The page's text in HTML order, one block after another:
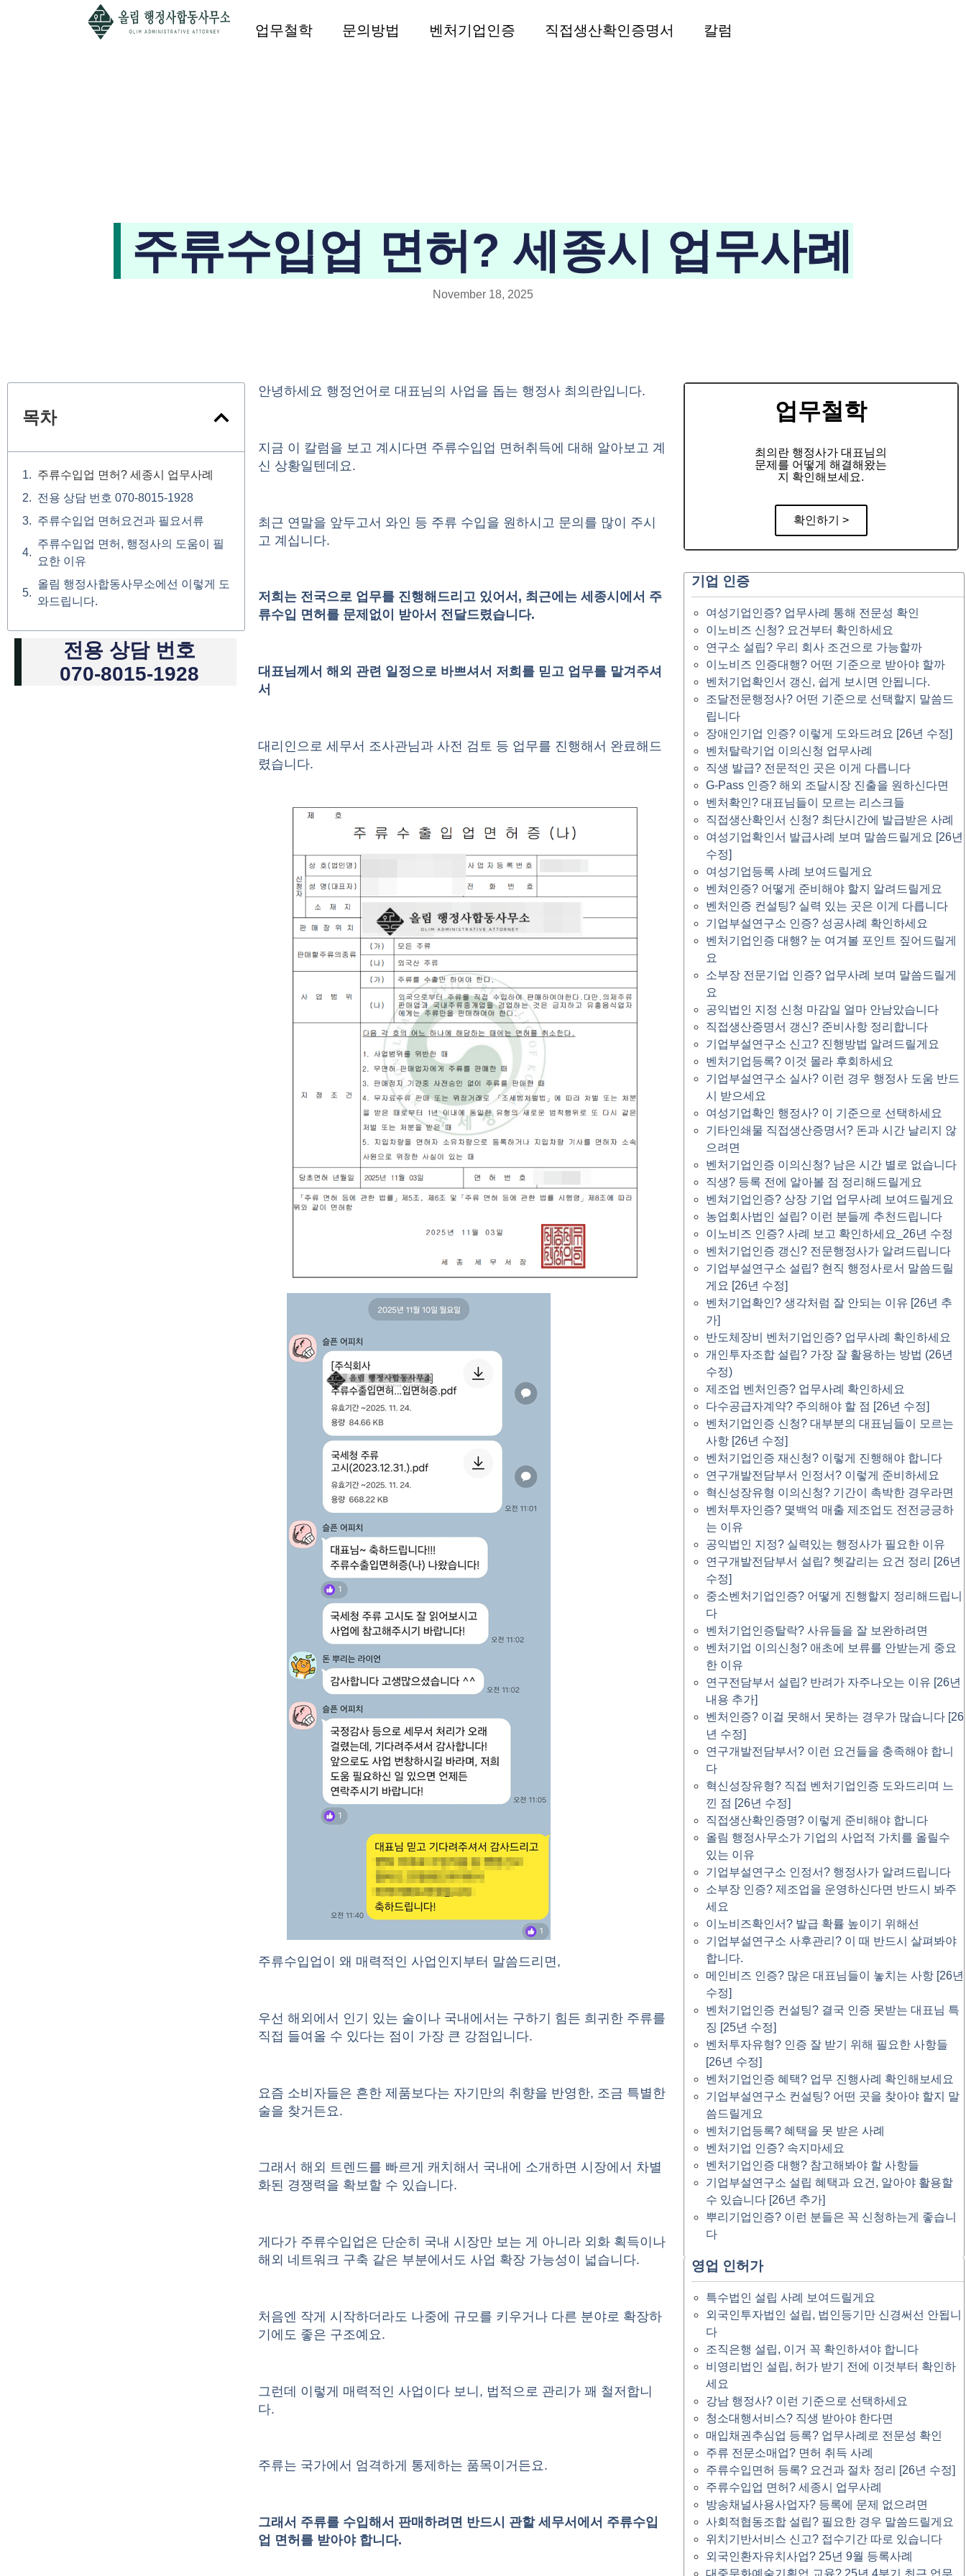
업무철학 문의방법 벤처기업인증 직접생산확인증명서 칼럼
주류수입업 면허? 세종시 업무사례
November 18, 2025
목차
주류수입업 면허? 세종시 업무사례
전용 상담 번호 070-8015-1928
주류수입업 면허요건과 필요서류
주류수입업 면허, 행정사의 도움이 필
요한 이유
올림 행정사합동사무소에선 이렇게 도
와드립니다.
전용 상담 번호
070-8015-1928
안녕하세요 행정언어로 대표님의 사업을 돕는 행정사 최의란입니다.
지금 이 칼럼을 보고 계시다면 주류수입업 면허취득에 대해 알아보고 계
신 상황일텐데요.
최근 연말을 앞두고서 와인 등 주류 수입을 원하시고 문의를 많이 주시
고 계십니다.
저희는 전국으로 업무를 진행해드리고 있어서, 최근에는 세종시에서 주
류수입 면허를 문제없이 받아서 전달드렸습니다.
대표님께서 해외 관련 일정으로 바쁘셔서 저희를 믿고 업무를 맡겨주셔
서
대리인으로 세무서 조사관님과 사전 검토 등 업무를 진행해서 완료해드
렸습니다.
주류수입업이 왜 매력적인 사업인지부터 말씀드리면,
우선 해외에서 인기 있는 술이나 국내에서는 구하기 힘든 희귀한 주류를
직접 들여올 수 있다는 점이 가장 큰 강점입니다.
요즘 소비자들은 흔한 제품보다는 자기만의 취향을 반영한, 조금 특별한
술을 찾거든요.
그래서 해외 트렌드를 빠르게 캐치해서 국내에 소개하면 시장에서 차별
화된 경쟁력을 확보할 수 있습니다.
게다가 주류수입업은 단순히 국내 시장만 보는 게 아니라 외화 획득이나
해외 네트워크 구축 같은 부분에서도 사업 확장 가능성이 넓습니다.
처음엔 작게 시작하더라도 나중에 규모를 키우거나 다른 분야로 확장하
기에도 좋은 구조예요.
그런데 이렇게 매력적인 사업이다 보니, 법적으로 관리가 꽤 철저합니
다.
주류는 국가에서 엄격하게 통제하는 품목이거든요.
그래서 주류를 수입해서 판매하려면 반드시 관할 세무서에서 주류수입
업 면허를 받아야 합니다.
업무철학
최의란 행정사가 대표님의
문제를 어떻게 해결해왔는
지 확인해보세요.
확인하기 >
기업 인증
여성기업인증? 업무사례 통해 전문성 확인
이노비즈 신청? 요건부터 확인하세요
연구소 설립? 우리 회사 조건으로 가능할까
이노비즈 인증대행? 어떤 기준으로 받아야 할까
벤처기업확인서 갱신, 쉽게 보시면 안됩니다.
조달전문행정사? 어떤 기준으로 선택할지 말씀드
립니다
장애인기업 인증? 이렇게 도와드려요 [26년 수정]
벤처탈락기업 이의신청 업무사례
직생 발급? 전문적인 곳은 이게 다릅니다
G-Pass 인증? 해외 조달시장 진출을 원하신다면
벤처확인? 대표님들이 모르는 리스크들
직접생산확인서 신청? 최단시간에 발급받은 사례
여성기업확인서 발급사례 보며 말씀드릴게요 [26년
수정]
여성기업등록 사례 보여드릴게요
벤쳐인증? 어떻게 준비해야 할지 알려드릴게요
벤처인증 컨설팅? 실력 있는 곳은 이게 다릅니다
기업부설연구소 인증? 성공사례 확인하세요
벤처기업인증 대행? 눈 여겨볼 포인트 짚어드릴게
요
소부장 전문기업 인증? 업무사례 보며 말씀드릴게
요
공익법인 지정 신청 마감일 얼마 안남았습니다
직접생산증명서 갱신? 준비사항 정리합니다
기업부설연구소 신고? 진행방법 알려드릴게요
벤처기업등록? 이것 몰라 후회하세요
기업부설연구소 실사? 이런 경우 행정사 도움 반드
시 받으세요
여성기업확인 행정사? 이 기준으로 선택하세요
기타인쇄물 직접생산증명서? 돈과 시간 날리지 않
으려면
벤처기업인증 이의신청? 남은 시간 별로 없습니다
직생? 등록 전에 알아볼 점 정리해드릴게요
벤쳐기업인증? 상장 기업 업무사례 보여드릴게요
농업회사법인 설립? 이런 분들께 추천드립니다
이노비즈 인증? 사례 보고 확인하세요_26년 수정
벤처기업인증 갱신? 전문행정사가 알려드립니다
기업부설연구소 설립? 현직 행정사로서 말씀드릴
게요 [26년 수정]
벤처기업확인? 생각처럼 잘 안되는 이유 [26년 추
가]
반도체장비 벤처기업인증? 업무사례 확인하세요
개인투자조합 설립? 가장 잘 활용하는 방법 (26년
수정)
제조업 벤처인증? 업무사례 확인하세요
다수공급자계약? 주의해야 할 점 [26년 수정]
벤처기업인증 신청? 대부분의 대표님들이 모르는
사항 [26년 수정]
벤처기업인증 재신청? 이렇게 진행해야 합니다
연구개발전담부서 인정서? 이렇게 준비하세요
혁신성장유형 이의신청? 기간이 촉박한 경우라면
벤처투자인증? 몇백억 매출 제조업도 전전긍긍하
는 이유
공익법인 지정? 실력있는 행정사가 필요한 이유
연구개발전담부서 설립? 헷갈리는 요건 정리 [26년
수정]
중소벤처기업인증? 어떻게 진행할지 정리해드립니
다
벤처기업인증탈락? 사유들을 잘 보완하려면
벤처기업 이의신청? 애초에 보류를 안받는게 중요
한 이유
연구전담부서 설립? 반려가 자주나오는 이유 [26년
내용 추가]
벤처인증? 이걸 못해서 못하는 경우가 많습니다 [26
년 수정]
연구개발전담부서? 이런 요건들을 충족해야 합니
다
혁신성장유형? 직접 벤처기업인증 도와드리며 느
낀 점 [26년 수정]
직접생산확인증명? 이렇게 준비해야 합니다
올림 행정사무소가 기업의 사업적 가치를 올릴수
있는 이유
기업부설연구소 인정서? 행정사가 알려드립니다
소부장 인증? 제조업을 운영하신다면 반드시 봐주
세요
이노비즈확인서? 발급 확률 높이기 위해선
기업부설연구소 사후관리? 이 때 반드시 살펴봐야
합니다.
메인비즈 인증? 많은 대표님들이 놓치는 사항 [26년
수정]
벤처기업인증 컨설팅? 결국 인증 못받는 대표님 특
징 [25년 수정]
벤처투자유형? 인증 잘 받기 위해 필요한 사항들
[26년 수정]
벤처기업인증 혜택? 업무 진행사례 확인해보세요
기업부설연구소 컨설팅? 어떤 곳을 찾아야 할지 말
씀드릴게요
벤처기업등록? 혜택을 못 받은 사례
벤처기업 인증? 속지마세요
벤처기업인증 대행? 참고해봐야 할 사항들
기업부설연구소 설립 혜택과 요건, 알아야 활용할
수 있습니다 [26년 추가]
뿌리기업인증? 이런 분들은 꼭 신청하는게 좋습니
다
영업 인허가
특수법인 설립 사례 보여드릴게요
외국인투자법인 설립, 법인등기만 신경써선 안됩니
다
조직은행 설립, 이거 꼭 확인하셔야 합니다
비영리법인 설립, 허가 받기 전에 이것부터 확인하
세요
강남 행정사? 이런 기준으로 선택하세요
청소대행서비스? 직생 받아야 한다면
매입채권추심업 등록? 업무사례로 전문성 확인
주류 전문소매업? 면허 취득 사례
주류수입면허 등록? 요건과 절차 정리 [26년 수정]
주류수입업 면허? 세종시 업무사례
방송채널사용사업자? 등록에 문제 없으려면
사회적협동조합 설립? 필요한 경우 말씀드릴게요
위치기반서비스 신고? 접수기간 따로 있습니다
외국인환자유치사업? 25년 9월 등록사례
대중문화예술기획업 교육? 25년 4분기 최근 업무